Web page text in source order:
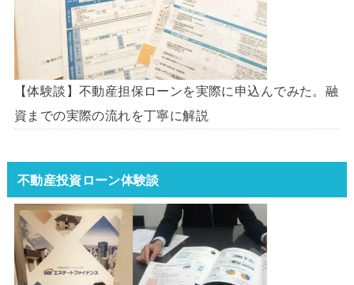
【体験談】不動産担保ローンを実際に申込んでみた。融
資までの実際の流れを丁寧に解説
不動産投資ローン体験談